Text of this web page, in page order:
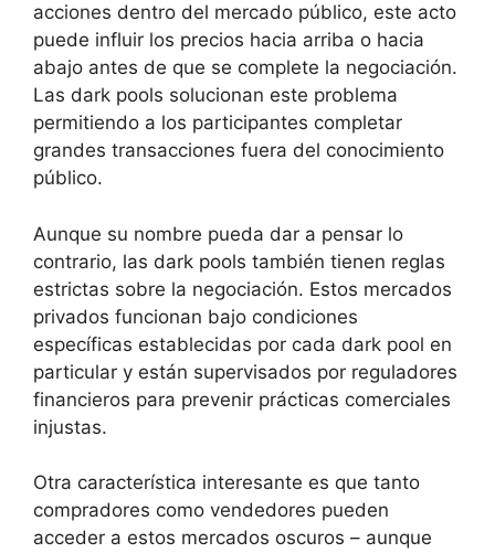
acciones dentro del mercado público, este acto
puede influir los precios hacia arriba o hacia
abajo antes de que se complete la negociación.
Las dark pools solucionan este problema
permitiendo a los participantes completar
grandes transacciones fuera del conocimiento
público.
Aunque su nombre pueda dar a pensar lo
contrario, las dark pools también tienen reglas
estrictas sobre la negociación. Estos mercados
privados funcionan bajo condiciones
específicas establecidas por cada dark pool en
particular y están supervisados ​​por reguladores
financieros para prevenir prácticas comerciales
injustas.
Otra característica interesante es que tanto
compradores como vendedores pueden
acceder a estos mercados oscuros – aunque